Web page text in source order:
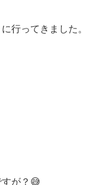
行ってきました。
が？😅